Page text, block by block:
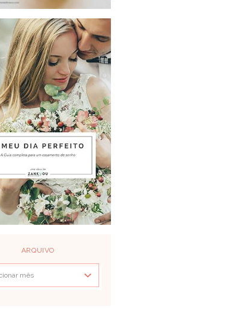
ARQUIVO